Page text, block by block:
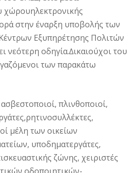
χώρουηλεκτρονικής
στην έναρξη υποβολής των
Εξυπηρέτησης Πολιτών
νεότερη οδηγία.∆ικαιούχοι του
των παρακάτω
πλινθοποιοί,
µέλη των οικείων
υποδηµατεργάτες,
ζώνης, χειριστές